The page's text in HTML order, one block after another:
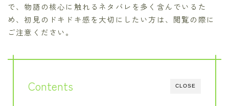
で、物語の核心に触れるネタバレを多く含んでいるた
め、初見のドキドキ感を大切にしたい方は、閲覧の際に
ご注意ください。
CLOSE
Contents